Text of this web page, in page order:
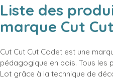
Liste des
marque Cut
Cut Cut Cut Codet est une
pédagogique en bois. Tous les
Lot grâce à la technique de